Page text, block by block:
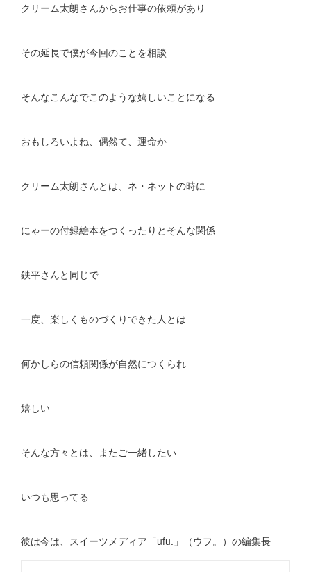
クリーム太朗さんからお仕事の依頼があり
その延長で僕が今回のことを相談
そんなこんなでこのような嬉しいことになる
おもしろいよね、偶然て、運命か
クリーム太朗さんとは、ネ・ネットの時に
にゃーの付録絵本をつくったりとそんな関係
鉄平さんと同じで
一度、楽しくものづくりできた人とは
何かしらの信頼関係が自然につくられ
嬉しい
そんな方々とは、またご一緒したい
いつも思ってる
彼は今は、スイーツメディア「ufu.」（ウフ。）の編集長